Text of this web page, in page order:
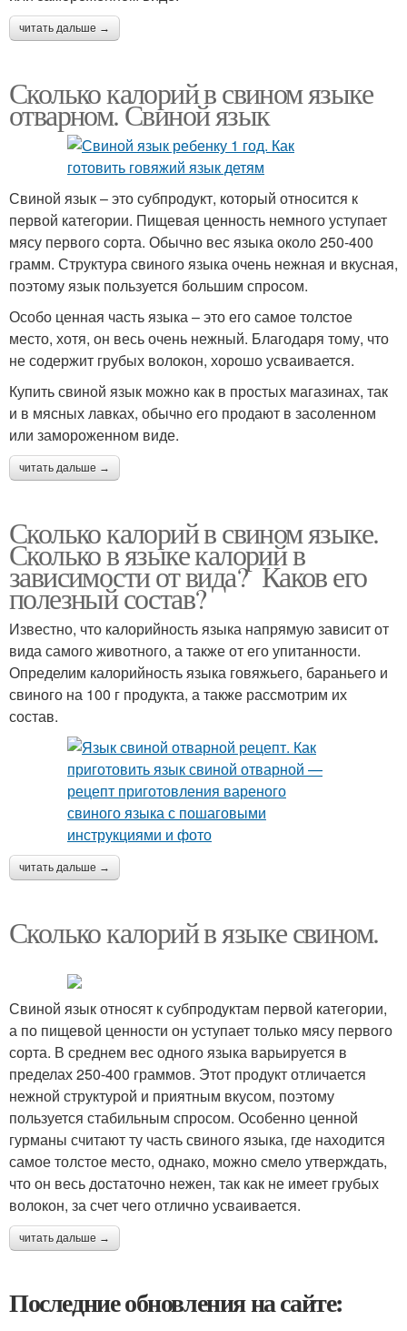
читать дальше →
Сколько калорий в свином языке
отварном. Свиной язык
Свиной язык – это субпродукт, который относится к
первой категории. Пищевая ценность немного уступает
мясу первого сорта. Обычно вес языка около 250-400
грамм. Структура свиного языка очень нежная и вкусная,
поэтому язык пользуется большим спросом.
Особо ценная часть языка – это его самое толстое
место, хотя, он весь очень нежный. Благодаря тому, что
не содержит грубых волокон, хорошо усваивается.
Купить свиной язык можно как в простых магазинах, так
и в мясных лавках, обычно его продают в засоленном
или замороженном виде.
читать дальше →
Сколько калорий в свином языке.
Сколько в языке калорий в
зависимости от вида? Каков его
полезный состав?
Известно, что калорийность языка напрямую зависит от
вида самого животного, а также от его упитанности.
Определим калорийность языка говяжьего, бараньего и
свиного на 100 г продукта, а также рассмотрим их
состав.
читать дальше →
Сколько калорий в языке свином.
Свиной язык относят к субпродуктам первой категории,
а по пищевой ценности он уступает только мясу первого
сорта. В среднем вес одного языка варьируется в
пределах 250-400 граммов. Этот продукт отличается
нежной структурой и приятным вкусом, поэтому
пользуется стабильным спросом. Особенно ценной
гурманы считают ту часть свиного языка, где находится
самое толстое место, однако, можно смело утверждать,
что он весь достаточно нежен, так как не имеет грубых
волокон, за счет чего отлично усваивается.
читать дальше →
Последние обновления на сайте: